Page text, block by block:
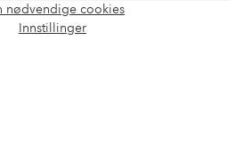
nødvendige cookies
Innstillinger